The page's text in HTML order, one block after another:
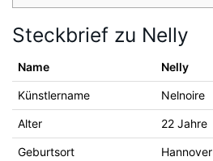
Steckbrief zu Nelly
Name Nelly
Künstlername Nelnoire
Alter 22 Jahre
Geburtsort Hannover